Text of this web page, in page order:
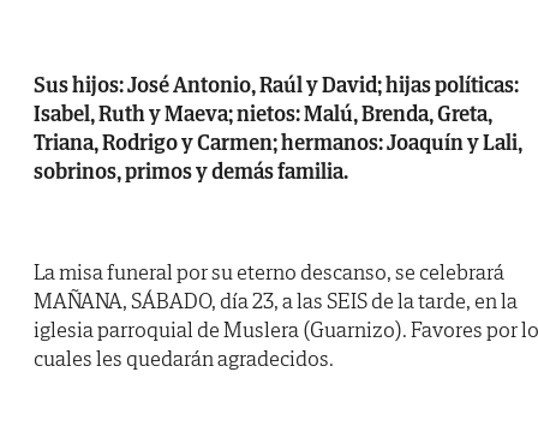
Sus hijos: José Antonio, Raúl y David; hijas políticas:
Isabel, Ruth y Maeva; nietos: Malú, Brenda, Greta,
Triana, Rodrigo y Carmen; hermanos: Joaquín y Lali,
sobrinos, primos y demás familia.
La misa funeral por su eterno descanso, se celebrará
MAÑANA, SÁBADO, día 23, a las SEIS de la tarde, en la
iglesia parroquial de Muslera (Guarnizo). Favores por
cuales les quedarán agradecidos.